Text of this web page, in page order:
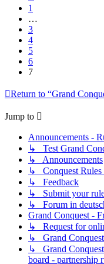
1
…
3
4
5
6
7
Return to “Grand
Jump to
Announcements -
↳ Test Grand
↳ Announcements
↳ Conquest Rules
↳ Feedback
↳ Submit your
↳ Forum in
Grand Conquest -
↳ Request for
↳ Grand
↳ Grand Conquest
board - partnership